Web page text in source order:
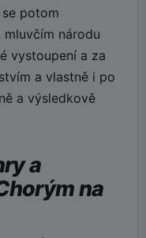
potom
národu
vystoupení a za
a vlastně i po
a výsledkově
a
na